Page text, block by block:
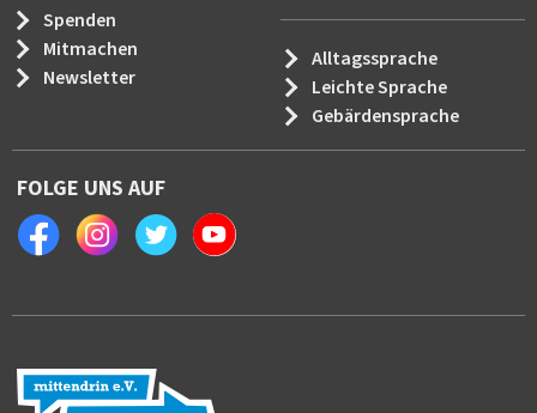
Spenden
Mitmachen
Newsletter
Alltagssprache
Leichte Sprache
Gebärdensprache
FOLGE UNS AUF
FacebookInstagramTwitter